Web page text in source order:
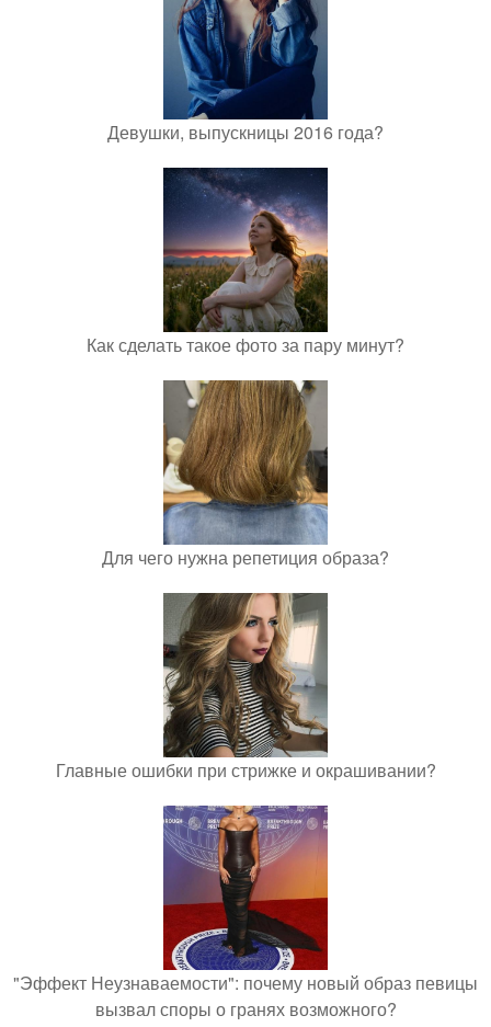
Девушки, выпускницы 2016 года?
Как сделать такое фото за пару минут?
Для чего нужна репетиция образа?
Главные ошибки при стрижке и окрашивании?
"Эффект Неузнаваемости": почему новый образ певицы
вызвал споры о гранях возможного?